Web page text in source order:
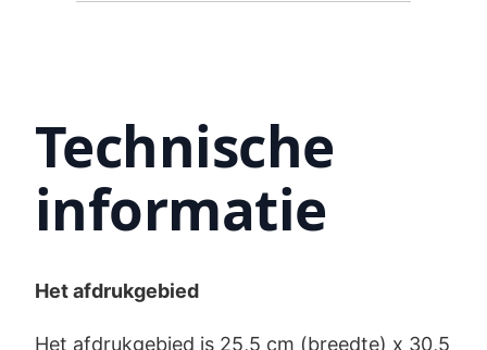
Technische
informatie
Het afdrukgebied
Het afdrukgebied is 25,5 cm (breedte) x 30,5